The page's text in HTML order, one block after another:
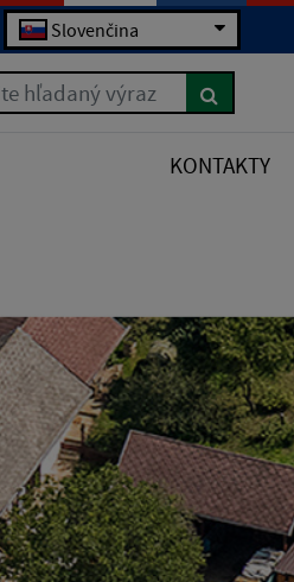
Slovenčina
hľadaný výraz
KONTAKTY